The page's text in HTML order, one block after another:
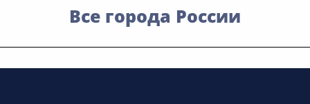
Все города России